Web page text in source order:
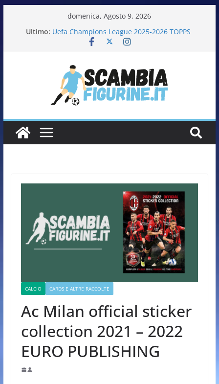
domenica, Agosto 9, 2026
Ultimo: Uefa Champions League 2025-2026 TOPPS
Fifa World Cup 2026 PANINI
Calciatori Serie B BKT 2025-2026 PANINI
CALCIO CARDS E ALTRE RACCOLTE
Ac Milan official sticker
collection 2021 – 2022
EURO PUBLISHING